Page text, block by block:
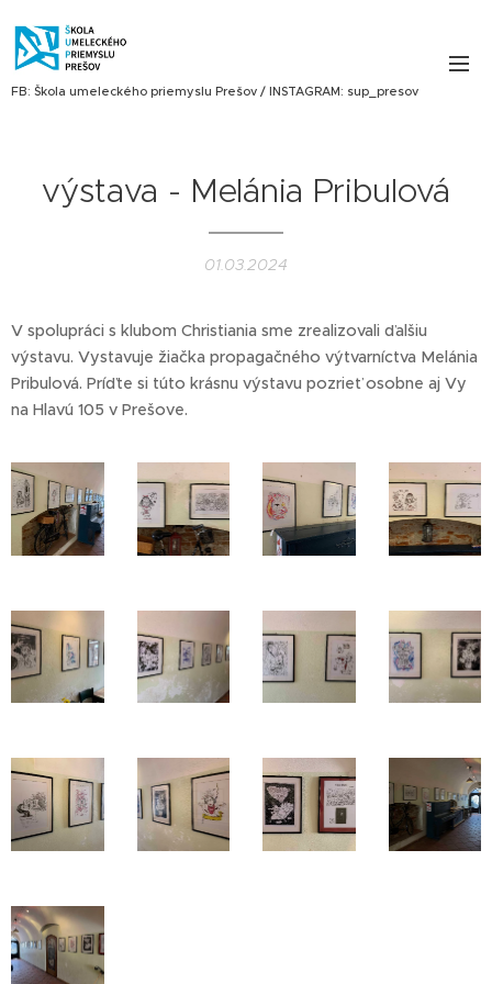
FB: Škola umeleckého priemyslu Prešov / INSTAGRAM: sup_presov
výstava - Melánia Pribulová
01.03.2024
V spolupráci s klubom Christiania sme zrealizovali ďalšiu
výstavu. Vystavuje žiačka propagačného výtvarníctva Melánia
Pribulová. Príďte si túto krásnu výstavu pozrieť osobne aj Vy
na Hlavú 105 v Prešove.